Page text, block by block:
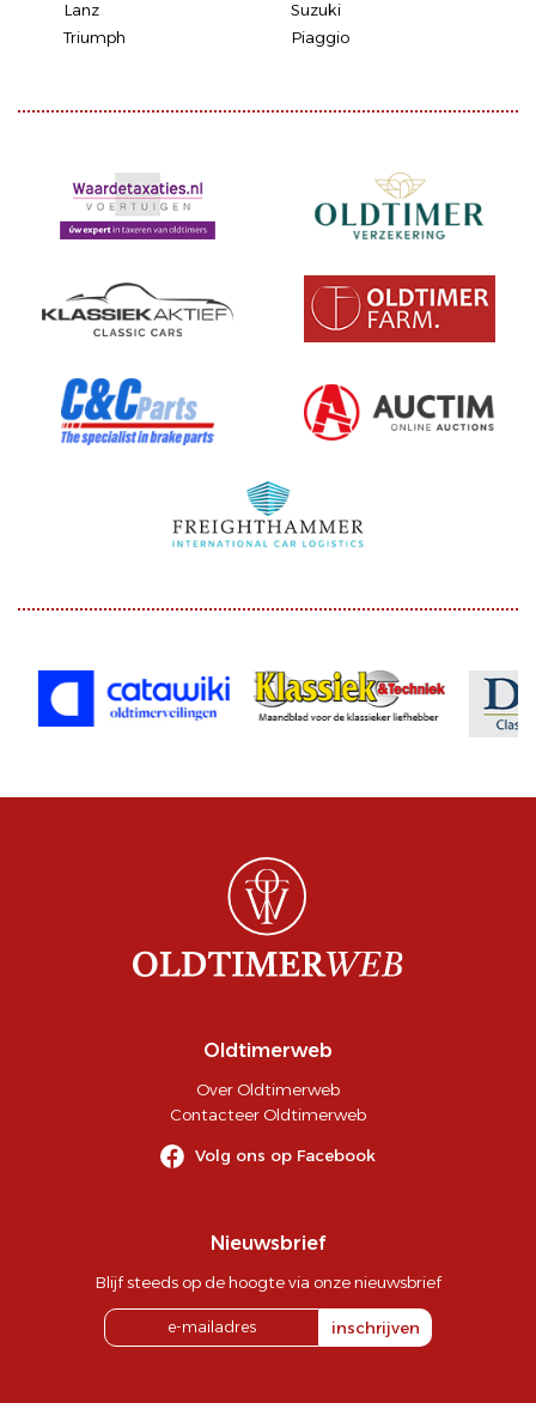
Lanz
Suzuki
Triumph
Piaggio
Oldtimerweb
Over Oldtimerweb
Contacteer Oldtimerweb
Volg ons op Facebook
Nieuwsbrief
Blijf steeds op de hoogte via onze nieuwsbrief
inschrijven